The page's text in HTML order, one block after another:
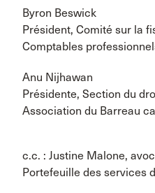
Byron Beswick
Président, Comité sur la
Comptables
Anu Nijhawan
Présidente, Section du
Association du Barreau
c.c. : Justine Malone,
Portefeuille des services